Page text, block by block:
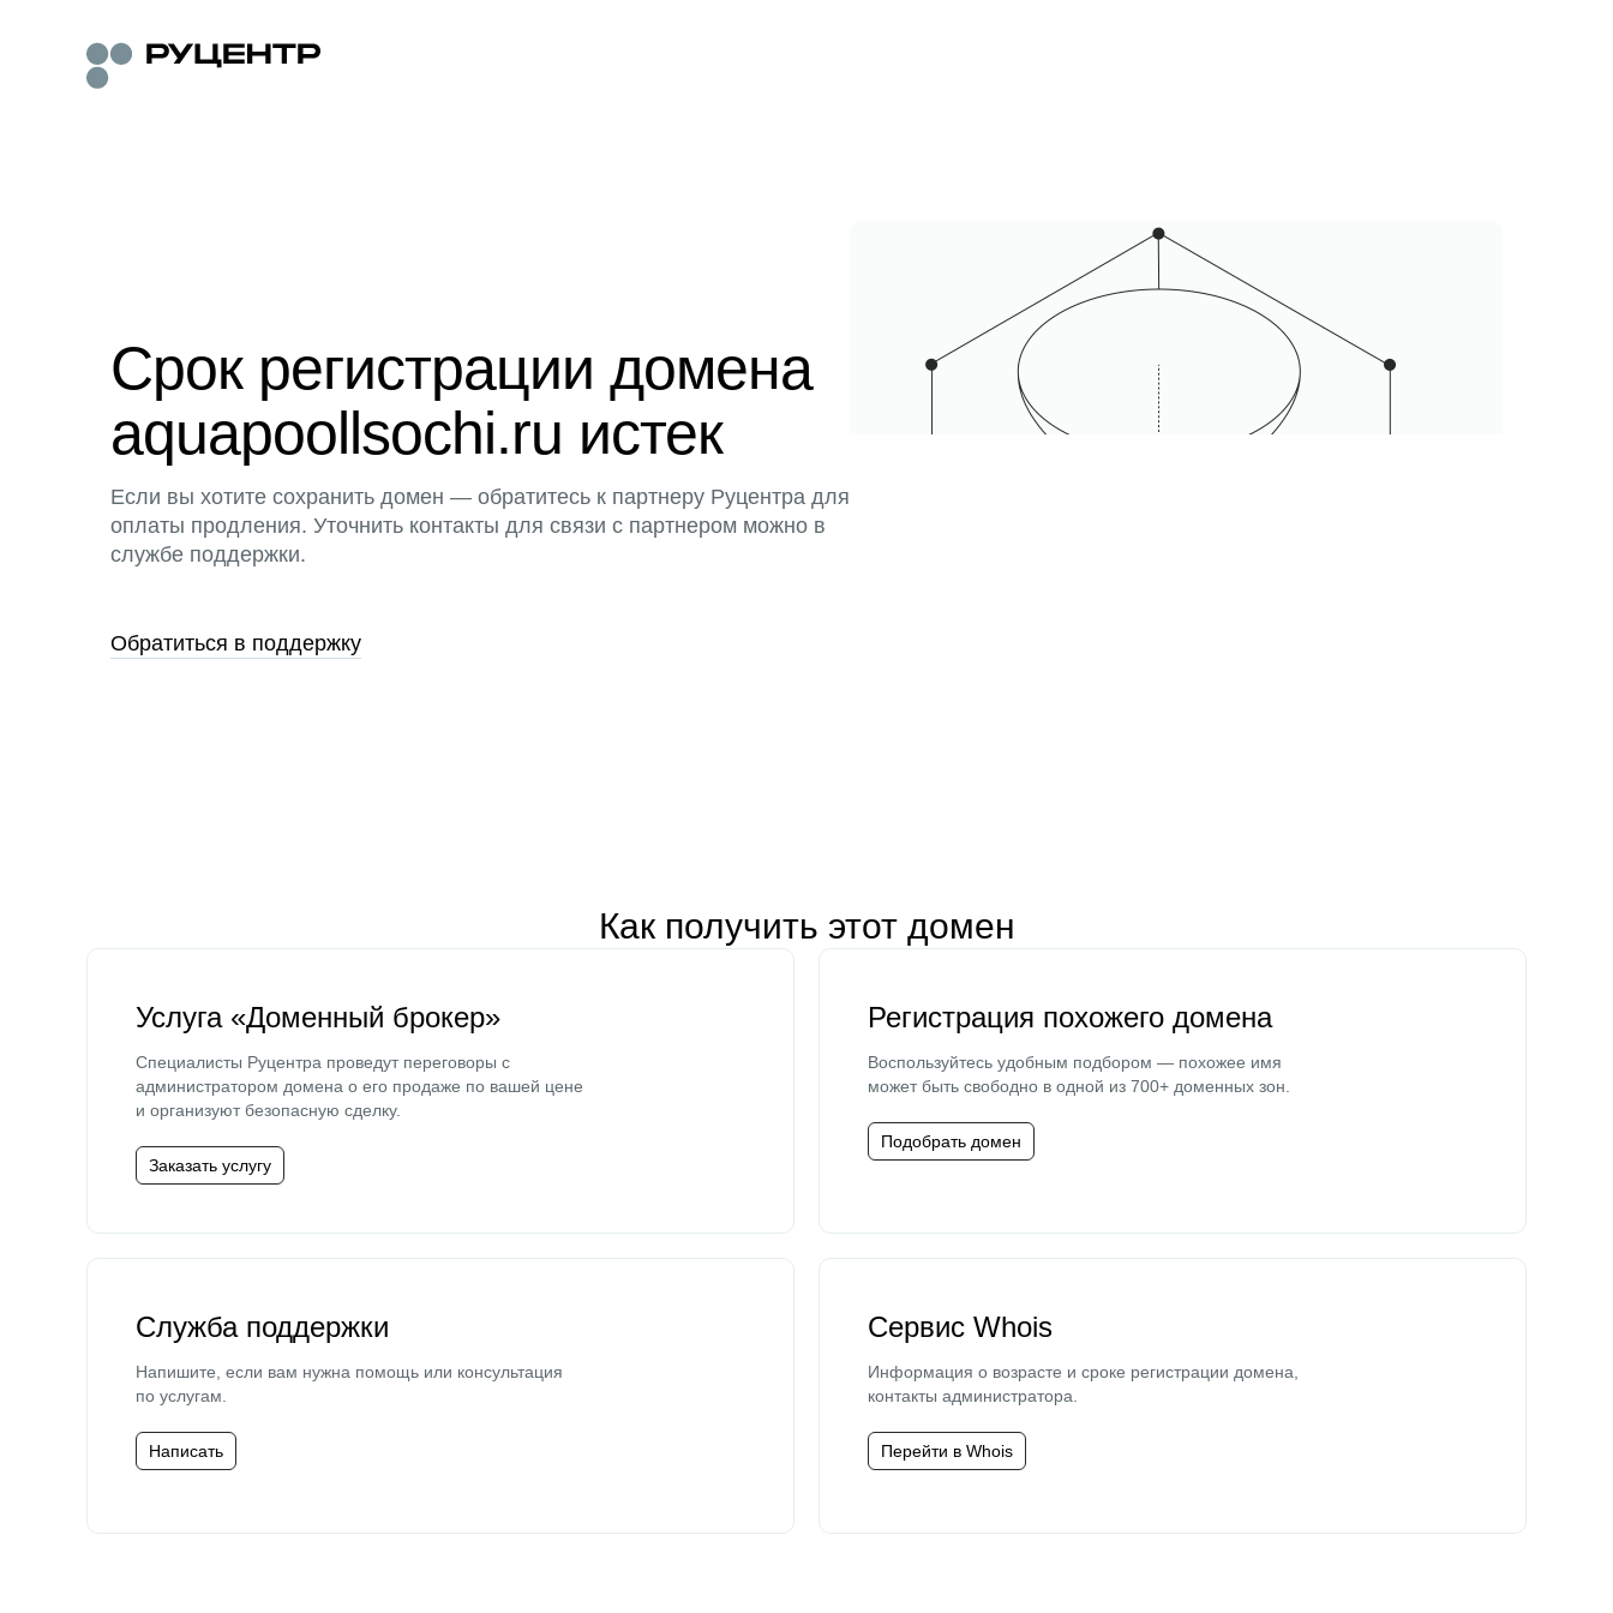
Срок регистрации домена
aquapoollsochi.ru истек
Если вы хотите сохранить домен — обратитесь к партнеру Руцентра для
оплаты продления. Уточнить контакты для связи с партнером можно в
службе поддержки.
Обратиться в поддержку
Как получить этот домен
Услуга «Доменный брокер»
Специалисты Руцентра проведут переговоры с
администратором домена о его продаже по вашей цене
и организуют безопасную сделку.
Заказать услугу
Регистрация похожего домена
Воспользуйтесь удобным подбором — похожее имя
может быть свободно в одной из 700+ доменных зон.
Подобрать домен
Служба поддержки
Напишите, если вам нужна помощь или консультация
по услугам.
Написать
Сервис Whois
Информация о возрасте и сроке регистрации домена,
контакты администратора.
Перейти в Whois